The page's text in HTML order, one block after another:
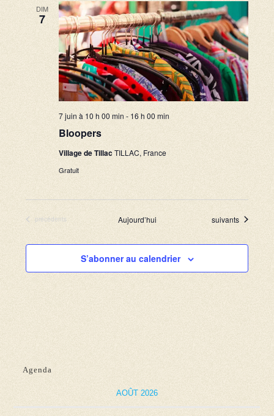
e
s
É
v
è
DIM
7
Bloopers
7 juin à 10 h 00 min - 16 h 00 min
Village de TillacTILLAC, France
Gratuit
Évènements
précédents Aujourd’hui Évènements
suivants
S’abonner au calendrier
Agenda
AOÛT 2026